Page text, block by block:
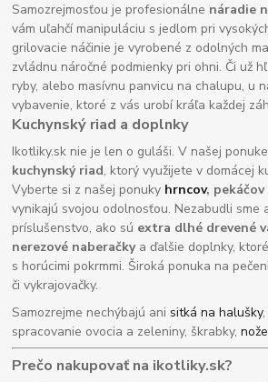
Samozrejmosťou je profesionálne náradie
vám uľahčí manipuláciu s jedlom pri
grilovacie náčinie je vyrobené z odolných
zvládnu náročné podmienky pri ohni. Či už
ryby, alebo masívnu panvicu na chalupu, u
vybavenie, ktoré z vás urobí kráľa každej
Kuchynský riad a doplnky
Ikotliky.sk nie je len o guláši. V našej
kuchynský riad, ktorý využijete v domácej
Vyberte si z našej ponuky hrncov,
vynikajú svojou odolnosťou. Nezabudli sme
príslušenstvo, ako sú extra dlhé drevené
nerezové naberačkya ďalšie doplnky,
s horúcimi pokrmmi. Široká ponuka na
či vykrajovačky.
Samozrejme nechýbajú anisitká na halušky
spracovanie ovocia a zeleniny, škrabky,nože
Prečo nakupovať na ikotliky.sk?